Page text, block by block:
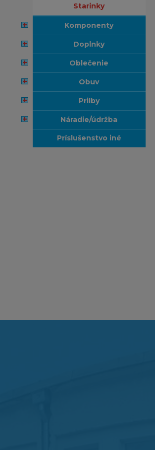
starinky
komponenty
doplnky
oblečenie
obuv
prilby
náradie/údržba
príslušenstvo iné